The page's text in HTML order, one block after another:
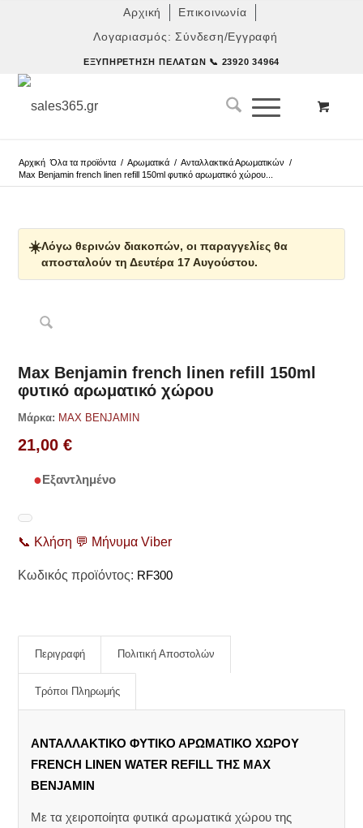
Αρχική
Επικοινωνία
Λογαριασμός: Σύνδεση/Εγγραφή
ΕΞΥΠΗΡΈΤΗΣΗ ΠΕΛΑΤΏΝ 📞 23920 34964
Αρχική Όλα τα προϊόντα / Αρωματικά / Ανταλλακτικά Αρωματικών
/
Max Benjamin french linen refill 150ml φυτικό αρωματικό χώρου...
☀️Λόγω θερινών διακοπών, οι παραγγελίες θα
αποσταλούν τη Δευτέρα 17 Αυγούστου.
Max Benjamin french linen refill 150ml
φυτικό αρωματικό χώρου
Μάρκα: MAX BENJAMIN
21,00€
Εξαντλημένο
📞 Κλήση 💬 Μήνυμα Viber
Κωδικός προϊόντος: RF300
Περιγραφή Πολιτική Αποστολών
Τρόποι Πληρωμής
ΑΝΤΑΛΛΑΚΤΙΚΟ ΦΥΤΙΚΟ ΑΡΩΜΑΤΙΚΟ ΧΩΡΟΥ
FRENCH LINEN WATER REFILL ΤΗΣ MAX
BENJAMIN
Με τα χειροποίητα φυτικά αρωματικά χώρου της